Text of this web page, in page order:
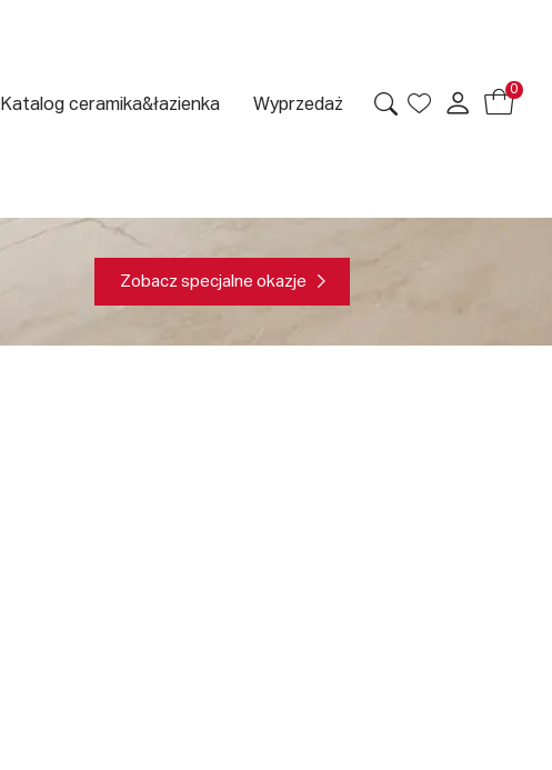
Katalog ceramika&łazienka Wyprzedaż
0
Zobacz specjalne okazje